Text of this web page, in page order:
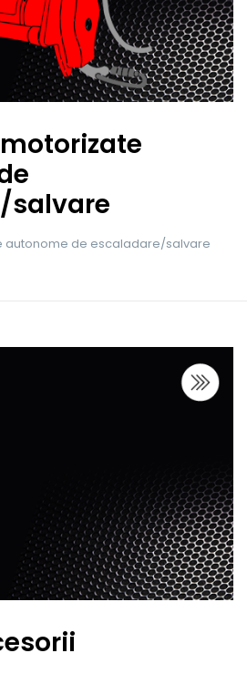
salvare
autonome de escaladare/salvare